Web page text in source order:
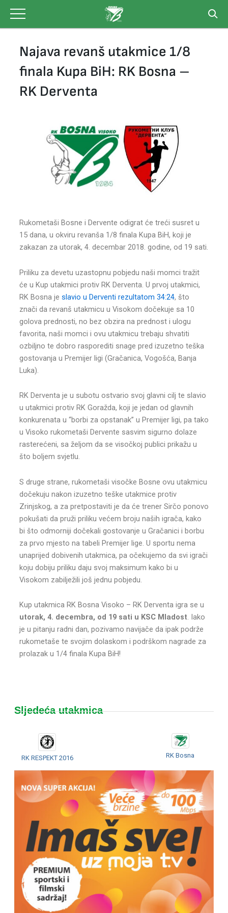
content
Najava revanš utakmice 1/8
finala Kupa BiH: RK Bosna –
RK Derventa
Rukometaši Bosne i Dervente odigrat će treći susret u
15 dana, u okviru revanša 1/8 finala Kupa BiH, koji je
zakazan za utorak, 4. decembar 2018. godine, od 19 sati.
Priliku za devetu uzastopnu pobjedu naši momci tražit
će u Kup utakmici protiv RK Derventa. U prvoj utakmici,
RK Bosna je slavio u Derventi rezultatom 34:24, što
znači da revanš utakmicu u Visokom dočekuje sa 10
golova prednosti, no bez obzira na prednost i ulogu
favorita, naši momci i ovu utakmicu trebaju shvatiti
ozbiljno te dobro rasporediti snage pred izuzetno teška
gostovanja u Premijer ligi (Gračanica, Vogošća, Banja
Luka).
RK Derventa je u subotu ostvario svoj glavni cilj te slavio
u utakmici protiv RK Goražda, koji je jedan od glavnih
konkurenata u “borbi za opstanak” u Premijer ligi, pa tako
u Visoko rukometaši Dervente sasvim sigurno dolaze
rasterećeni, sa željom da se visočkoj publici prikažu u
što boljem svjetlu.
S druge strane, rukometaši visočke Bosne ovu utakmicu
dočekuju nakon izuzetno teške utakmice protiv
Zrinjskog, a za pretpostaviti je da će trener Sirčo ponovo
pokušati da pruži priliku većem broju naših igrača, kako
bi što odmorniji dočekali gostovanje u Gračanici i borbu
za prvo mjesto na tabeli Premijer lige. U sportu nema
unaprijed dobivenih utakmica, pa očekujemo da svi igrači
koju dobiju priliku daju svoj maksimum kako bi u
Visokom zabilježili još jednu pobjedu.
Kup utakmica RK Bosna Visoko – RK Derventa igra se u
utorak, 4. decembra, od 19 sati u KSC Mladost. Iako
je u pitanju radni dan, pozivamo navijače da ipak podrže
rukometaše te svojim dolaskom i podrškom nagrade za
prolazak u 1/4 finala Kupa BiH!
Sljedeća utakmica
RK RESPEKT 2016 RK Bosna